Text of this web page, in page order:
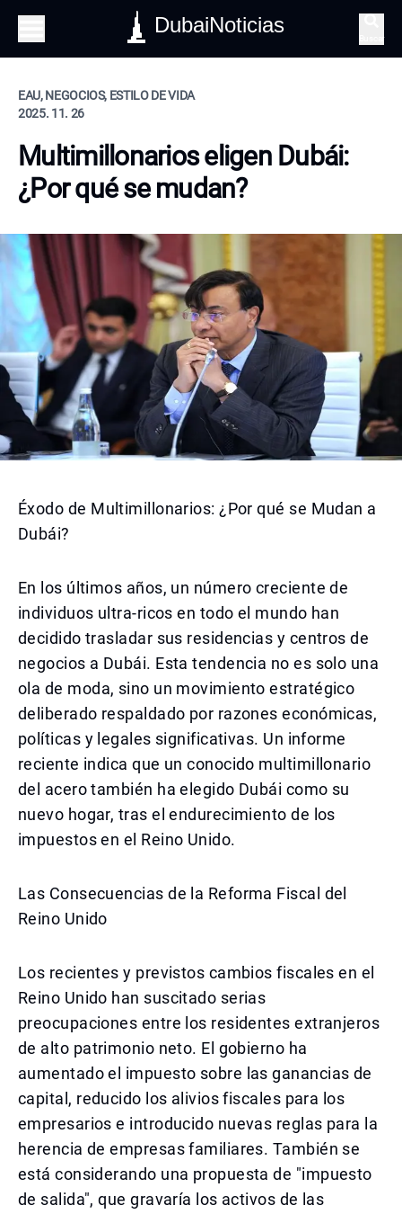
DubaiNoticias
EAU, NEGOCIOS, ESTILO DE VIDA
2025. 11. 26
Multimillonarios eligen Dubái:
¿Por qué se mudan?
Éxodo de Multimillonarios: ¿Por qué se Mudan a
Dubái?
En los últimos años, un número creciente de
individuos ultra-ricos en todo el mundo han
decidido trasladar sus residencias y centros de
negocios a Dubái. Esta tendencia no es solo una
ola de moda, sino un movimiento estratégico
deliberado respaldado por razones económicas,
políticas y legales significativas. Un informe
reciente indica que un conocido multimillonario
del acero también ha elegido Dubái como su
nuevo hogar, tras el endurecimiento de los
impuestos en el Reino Unido.
Las Consecuencias de la Reforma Fiscal del
Reino Unido
Los recientes y previstos cambios fiscales en el
Reino Unido han suscitado serias
preocupaciones entre los residentes extranjeros
de alto patrimonio neto. El gobierno ha
aumentado el impuesto sobre las ganancias de
capital, reducido los alivios fiscales para los
empresarios e introducido nuevas reglas para la
herencia de empresas familiares. También se
está considerando una propuesta de "impuesto
de salida", que gravaría los activos de las